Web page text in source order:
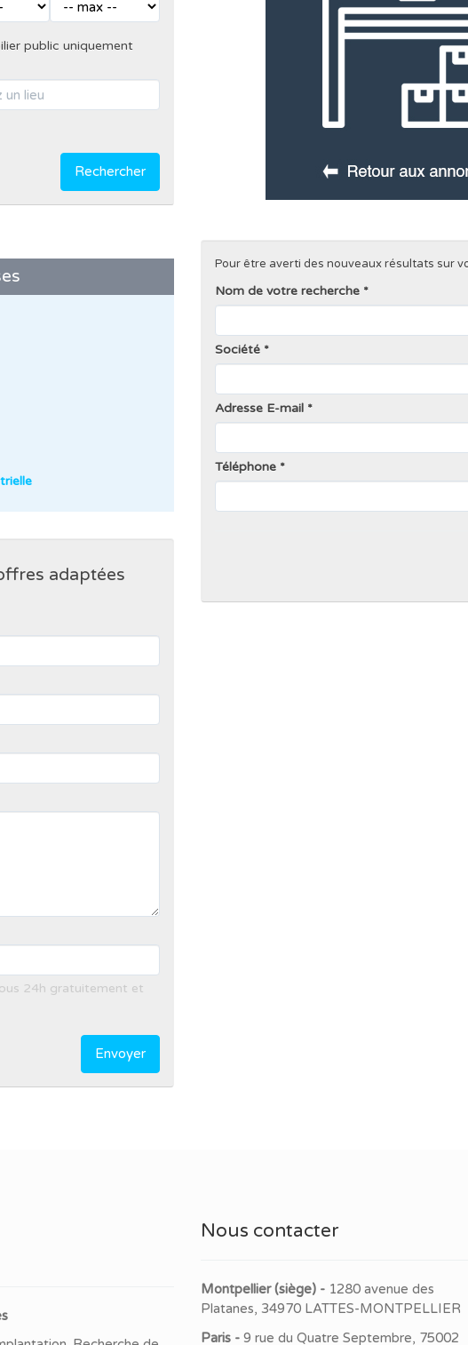
public uniquement
Rechercher
adaptées
24h gratuitement et
Envoyer
Pour être averti des nouveaux résultats sur
Nom de votre recherche
Société
Adresse E-mail
Téléphone
Nous contacter
Montpellier (siège) - 1280 avenue des
Platanes, 34970 LATTES-MONTPELLIER
Paris - 9 rue du Quatre Septembre, 75002